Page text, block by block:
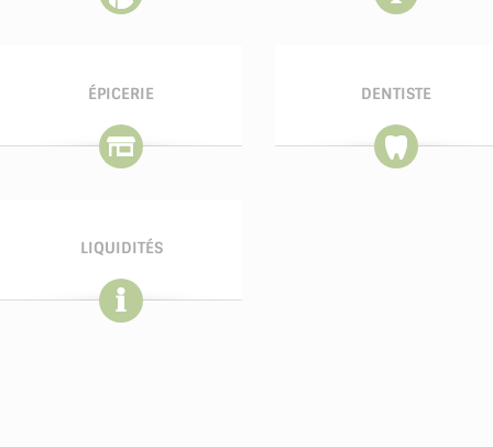
ÉPICERIE DENTISTE
LIQUIDITÉS